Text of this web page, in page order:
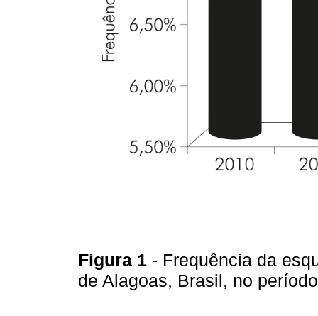
Figura 1 - Frequência da
de Alagoas, Brasil, no